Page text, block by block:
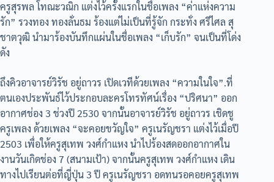
ครูสุรพล โทณะวณิก แต่งไว้ครั้งแรกในชื่อเพลง “ค่าแห่งความ
รัก” รวงทอง ทองลั่นธม ร้องแต่ไม่เป็นที่รู้จัก กระทั่ง ศรีไศล สุ
ชาตวุฒิ นำมาร้องบันทึกแผ่นในชื่อเพลง “เก็บรัก” จนเป็นที่โด่ง
ดัง
ถึงคิวอาจารย์วิรัช อยู่ถาวร เปิดเวทีด้วยเพลง “ความในใจ”.ที่
ตนเองประพันธ์ไว้ประกอบละครโทรทัศน์เรื่อง “ปริศนา” ออก
อากาศช่อง 3 ช่วงปี 2530 จากนั้นอาจารย์วิรัช อยู่ถาวร เชิดชู
ครูเพลง ด้วยเพลง “จะคอยขวัญใจ” ครูเนรัญชรา แต่งไว้เมื่อปี
2503 เพื่อให้ครูสุเทพ วงศ์กำแหง นำไปร้องสดออกอากาศใน
งานวันเกิดช่อง 7 (สนามเป้า) จากนั้นครูสุเทพ วงศ์กำแหง เดิน
ทางไปเรียนต่อที่ญี่ปุ่น 3 ปี ครูเนรัญชรา อดทนรอคอยครูสุเทพ